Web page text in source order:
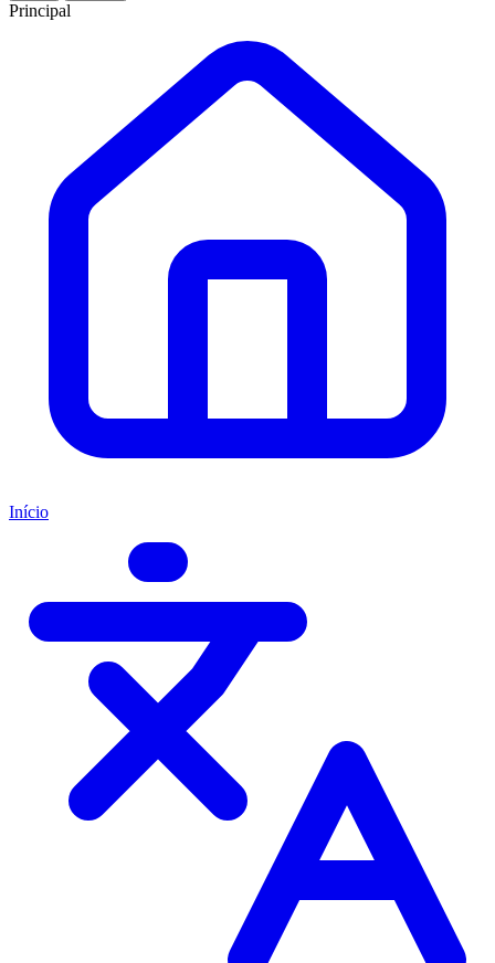
Principal
Início